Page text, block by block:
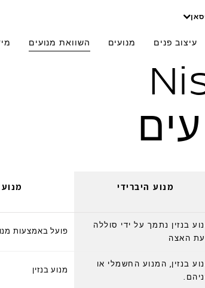
עיצוב פנים מנועים השוואת מנועים
מנוע היברידי מנוע
בנזין נתמך על ידי סוללה
האצה
פועל באמצעות
בנזין, המנוע החשמלי או
מנוע בנזין